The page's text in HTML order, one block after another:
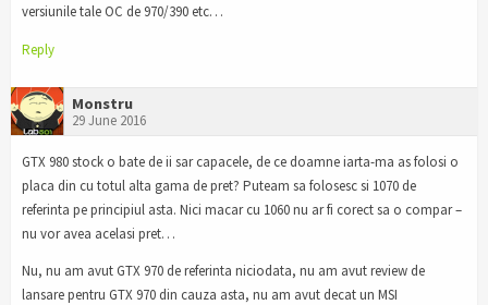
versiunile tale OC de 970/390 etc…
Reply
Monstru
29 June 2016
GTX 980 stock o bate de ii sar capacele, de ce doamne iarta-ma as folosi o
placa din cu totul alta gama de pret? Puteam sa folosesc si 1070 de
referinta pe principiul asta. Nici macar cu 1060 nu ar fi corect sa o compar –
nu vor avea acelasi pret…
Nu, nu am avut GTX 970 de referinta niciodata, nu am avut review de
lansare pentru GTX 970 din cauza asta, nu am avut decat un MSI